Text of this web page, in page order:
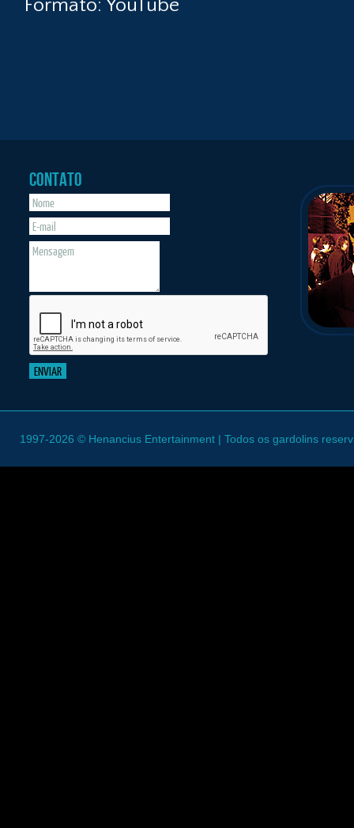
Formato: YouTube
CONTATO
1997-2026 © Henancius Entertainment | Todos os gardolins